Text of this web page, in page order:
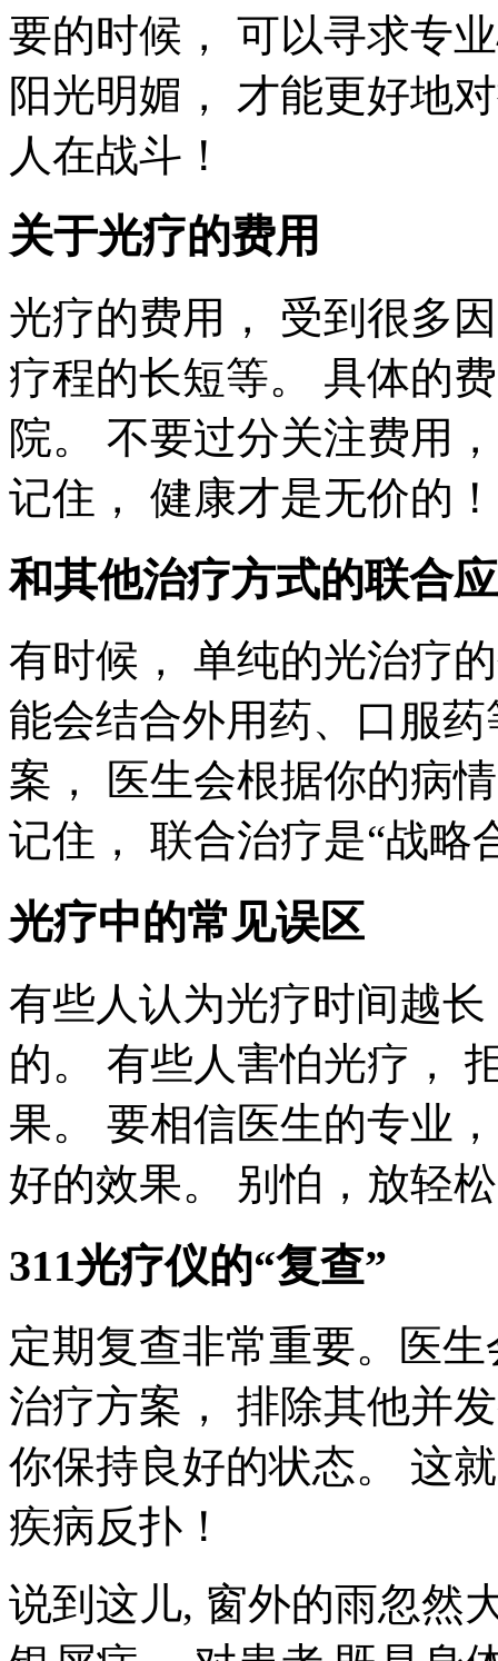
要的时候， 可以寻求专
阳光明媚， 才能更好地
人在战斗！
关于光疗的费用
光疗的费用， 受到很多
疗程的长短等。 具体的
院。 不要过分关注费用
记住， 健康才是无价的！
和其他治疗方式的联合
有时候， 单纯的光治疗
能会结合外用药、口服
案， 医生会根据你的病
记住， 联合治疗是“战略
光疗中的常见误区
有些人认为光疗时间越
的。 有些人害怕光疗，
果。 要相信医生的专业
好的效果。 别怕，放轻
311光疗仪的“复查”
定期复查非常重要。医
治疗方案， 排除其他并
你保持良好的状态。 这
疾病反扑！
说到这儿, 窗外的雨忽然